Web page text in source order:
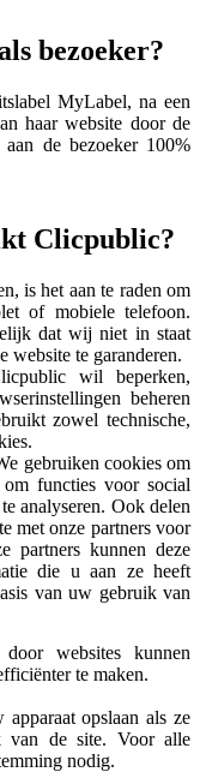
bezoeker?
MyLabel, na een
haar website door de
de bezoeker 100%
Clicpublic?
is het aan te raden om
of mobiele telefoon.
dat wij niet in staat
website te garanderen.
wil beperken,
beheren
zowel technische,
gebruiken cookies om
om functies voor social
analyseren. Ook delen
met onze partners voor
partners kunnen deze
die u aan ze heeft
van uw gebruik van
websites kunnen
te maken.
opslaan als ze
van de site. Voor alle
nodig.